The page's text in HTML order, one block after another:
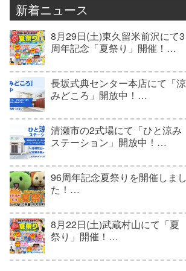
新着ニュース
8月29日(土)東久留米前沢にて3
周年記念「夏祭り」開催！…
長坂式典センター本店にて「涼
みどころ」開放中！…
清瀬市の2式場にて「ひと涼み
ステーション」開放中！…
96周年記念夏祭りを開催しまし
た！…
8月22日(土)武蔵村山にて「夏
祭り」開催！…